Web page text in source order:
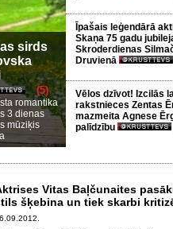
sirds
(5)
romantika
3 dienas
mūziķis
Īpašais leģendārā
Skaņa 75 gadu
Skroderdienas
Druvienā
Vēlos dzīvot! Izcilās
rakstnieces Zentas
mazmeita Agnese
palīdzību
Vitas Baļčunaites
šķebina un tiek skarbi